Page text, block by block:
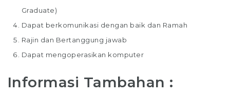
Graduate)
Dapat berkomunikasi dengan baik dan Ramah
Rajin dan Bertanggung jawab
Dapat mengoperasikan komputer
Informasi Tambahan :